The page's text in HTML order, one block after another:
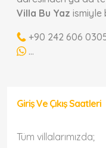
Villa Bu Yaz ismiyle
+90 242 606
...
Giriş Ve Çıkış Saatleri
Tüm villalarımızda;